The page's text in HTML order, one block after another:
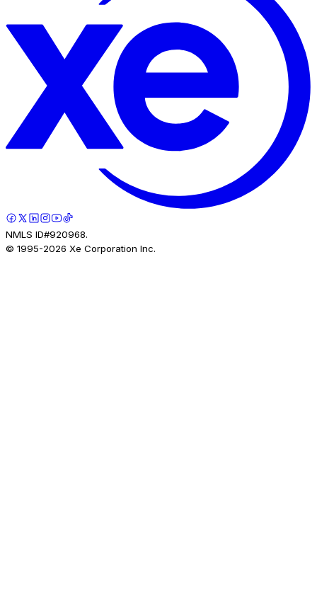
NMLS ID#920968.
© 1995-2026 Xe Corporation Inc.